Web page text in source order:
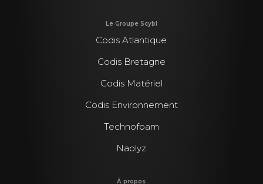
Le Groupe Scybl
Codis Atlantique
Codis Bretagne
Codis Matériel
Codis Environnement
Technofoam
Naolyz
À propos